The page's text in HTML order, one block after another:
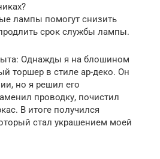
лампы помогут снизить
срок службы лампы.
Однажды я на блошином
торшер в стиле ар-деко. Он
но я решил его
проводку, почистил
В итоге получился
стал украшением моей